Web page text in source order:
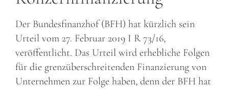
Der Bundesfinanzhof (BFH) hat kürzlich sein
Urteil vom 27. Februar 2019 I R 73/16,
veröffentlicht. Das Urteil wird erhebliche Folgen
für die grenzüberschreitenden Finanzierung von
Unternehmen zur Folge haben, denn der BFH hat